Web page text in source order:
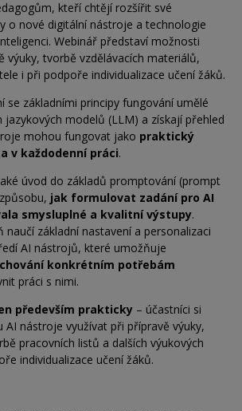
kteří chtějí rozšířit své
o nové digitální nástroje a technologie
Webinář představí možnosti
výuky, tvorbě vzdělávacích materiálů,
i při podpoře individualizace učení žáků.
se základními principy fungování umělé
jazykových modelů (LLM) a získají přehled
mohou fungovat jako praktický
v každodenní práci.
úvod do základů promptování (prompt
jak formulovat zadání pro AI
smysluplné a kvalitní výstupy.
naučí základní nastavení a personalizaci
AI nástrojů, které umožňuje
konkrétním potřebám
práci s nimi.
především prakticky – účastníci si
AI nástroje využívat při přípravě výuky,
pracovních listů a dalších výukových
individualizace učení žáků.